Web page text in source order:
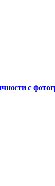
с